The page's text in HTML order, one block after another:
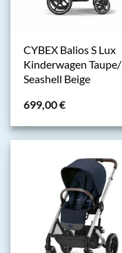
CYBEX Balios S Lux
Kinderwagen Taupe/
Seashell Beige
699,00€